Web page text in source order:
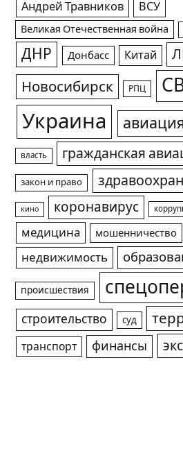
Андрей Травников ВСУ
Великая Отечественная война
ДНР Донбасс Китай
Новосибирск РПЦ
Украина
власть гражданская
закон и право
кино коронавирус
медицина
мошенничество
недвижимость
происшествия
строительство суд
транспорт финансы